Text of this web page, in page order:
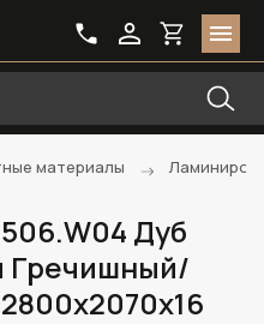
материалы
Дуб
Гречишный/